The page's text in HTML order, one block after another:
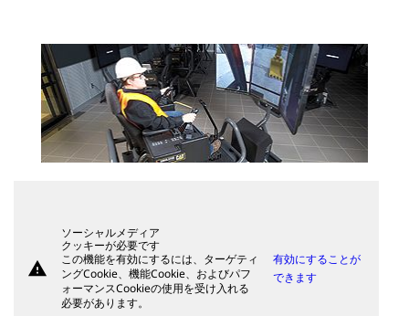
warning
ソーシャルメディア
クッキーが必要です
この機能を有効にするには、ターゲティ
ングCookie、機能Cookie、およびパフ
ォーマンスCookieの使用を受け入れる
必要があります。
有効にすることが
できます